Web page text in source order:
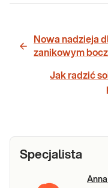
Nowa nadzieja
zanikowym
Jak radzić
Specjalista